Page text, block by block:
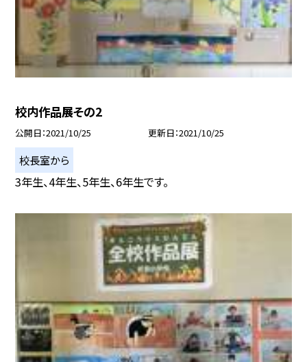
校内作品展その2
公開日 2021/10/25 更新日 2021/10/25
校長室から
3年生、4年生、5年生、6年生です。